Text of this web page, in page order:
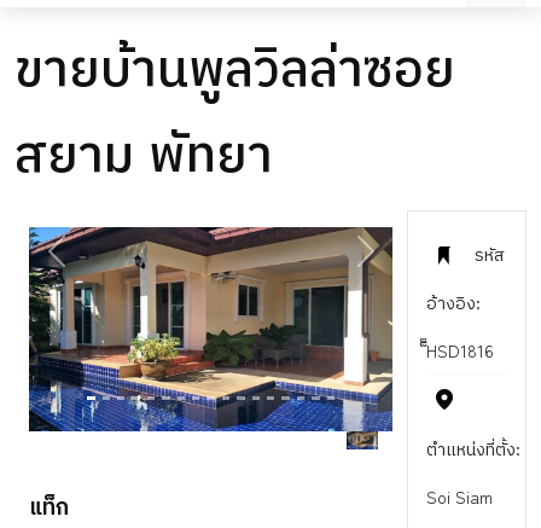
ขายบ้านพูลวิลล่าซอย
สยาม พัทยา
รหัส
อ้างอิง:
็็HSD1816
ตำแหน่งที่ตั้ง:
Soi Siam
PREVIOUS NEXT
แท็ก